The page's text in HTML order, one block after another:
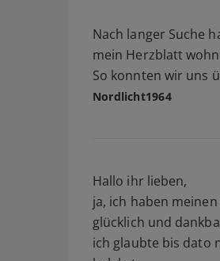
Nach langer Suche
mein Herzblatt
So konnten wir uns
Nordlicht1964
Hallo ihr lieben,
ja, ich haben
glücklich und
ich glaubte bis dato